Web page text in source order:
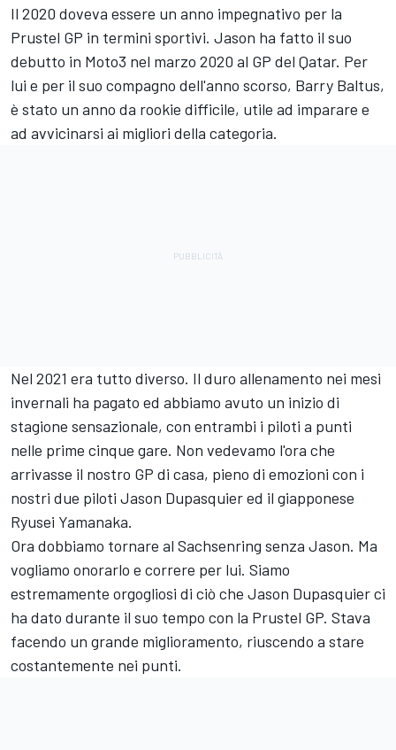
Il 2020 doveva essere un anno impegnativo per la
Prustel GP in termini sportivi. Jason ha fatto il suo
debutto in Moto3 nel marzo 2020 al GP del Qatar. Per
lui e per il suo compagno dell'anno scorso, Barry Baltus,
è stato un anno da rookie difficile, utile ad imparare e
ad avvicinarsi ai migliori della categoria.
Nel 2021 era tutto diverso. Il duro allenamento nei mesi
invernali ha pagato ed abbiamo avuto un inizio di
stagione sensazionale, con entrambi i piloti a punti
nelle prime cinque gare. Non vedevamo l'ora che
arrivasse il nostro GP di casa, pieno di emozioni con i
nostri due piloti Jason Dupasquier ed il giapponese
Ryusei Yamanaka.
Ora dobbiamo tornare al Sachsenring senza Jason. Ma
vogliamo onorarlo e correre per lui. Siamo
estremamente orgogliosi di ciò che Jason Dupasquier ci
ha dato durante il suo tempo con la Prustel GP. Stava
facendo un grande miglioramento, riuscendo a stare
costantemente nei punti.